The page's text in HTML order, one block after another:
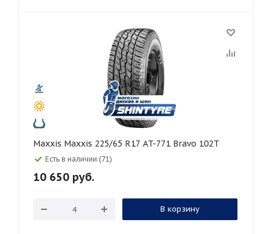
Maxxis Maxxis 225/65 R17 AT-771 Bravo 102T
Есть в наличии (71)
10 650 руб.
В корзину